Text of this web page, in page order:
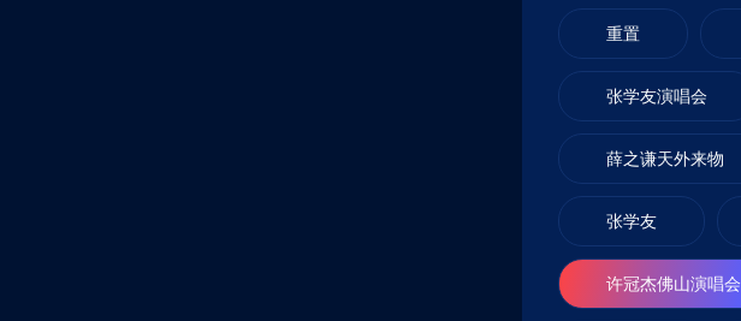
重置
张学友演唱会
薛之谦天外来物
张学友
许冠杰佛山演唱会